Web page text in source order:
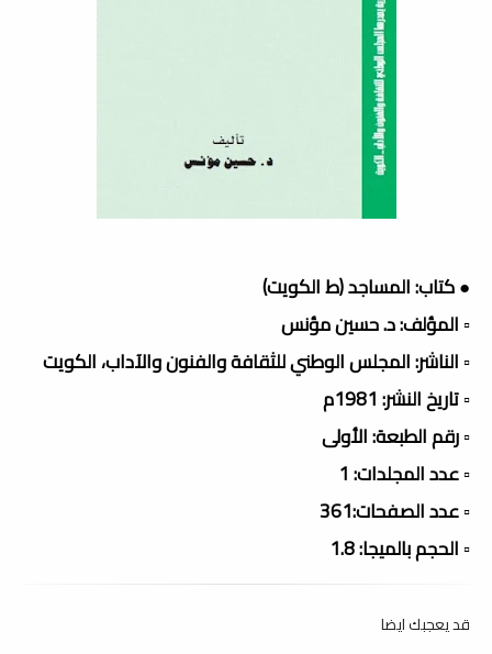
● كتاب: المساجد (ط الكويت)
▫️ المؤلف: د. حسين مؤنس
▫️ الناشر: المجلس الوطني للثقافة والفنون والآداب، الكويت
▫️ تاريخ النشر: 1981م
▫️ رقم الطبعة: الأولى
▫️ عدد المجلدات: 1
▫️ عدد الصفحات:361
▫️ الحجم بالميجا: 1.8
قد يعجبك ايضا